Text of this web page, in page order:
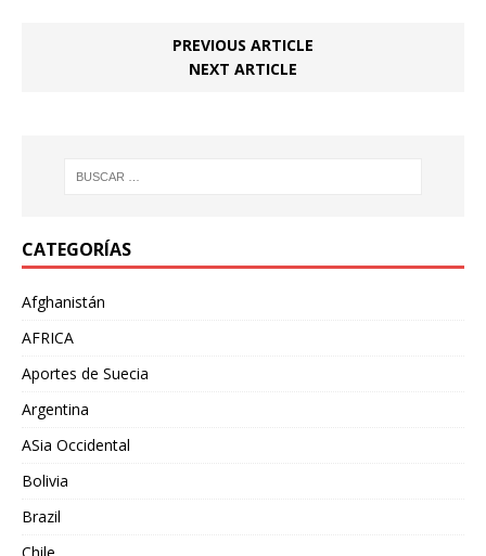
PREVIOUS ARTICLE
NEXT ARTICLE
CATEGORÍAS
Afghanistán
AFRICA
Aportes de Suecia
Argentina
ASia Occidental
Bolivia
Brazil